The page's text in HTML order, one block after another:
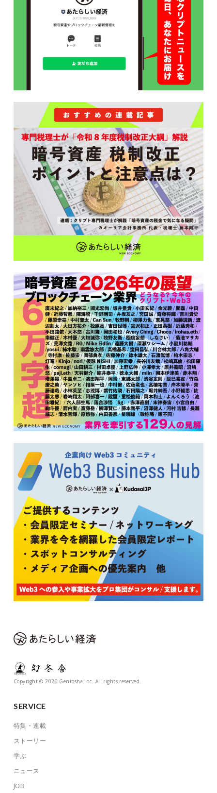
Copyright © 2026 Gentosha Inc. All rights reserved.
SERVICE
特集・連載
ストーリー
学ぶ
ニュース
JOB